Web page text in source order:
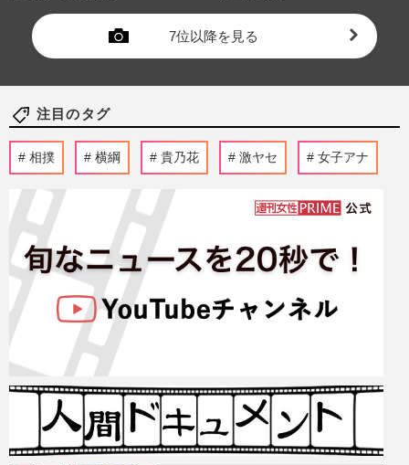
7位以降を見る
注目のタグ
相撲 横綱 貴乃花 激ヤセ 女子アナ